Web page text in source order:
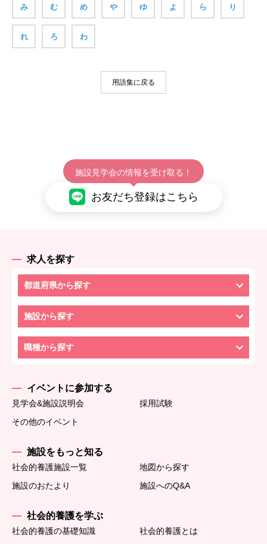
み む め や ゆ よ ら り
れ ろ わ
用語集に戻る
施設見学会の情報を受け取る！
お友だち登録はこちら
求人を探す
都道府県から探す
施設から探す
職種から探す
イベントに参加する
見学会&施設説明会
採用試験
その他のイベント
施設をもっと知る
社会的養護施設一覧
地図から探す
施設のおたより
施設へのQ&A
社会的養護を学ぶ
社会的養護の基礎知識
社会的養護とは